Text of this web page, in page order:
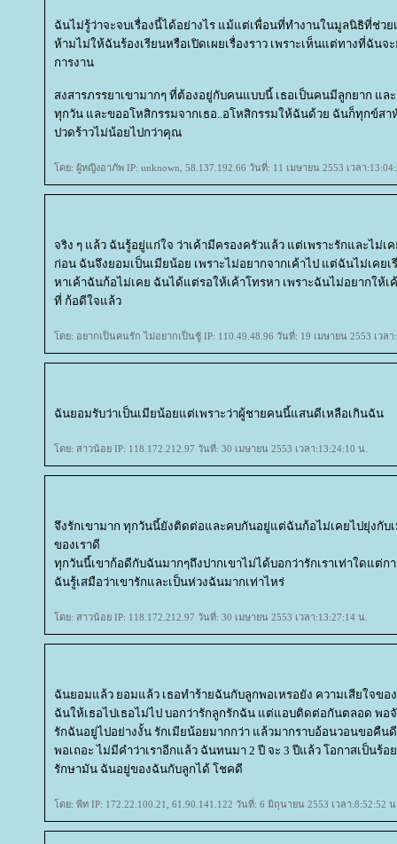
ฉันไม่รู้ว่าจะจบเรื่องนี้ได้อย่างไร แม้แต่เพื่อนที่ทำงานในมูลนิธิที่ช่ว
ห้ามไม่ให้ฉันร้องเรียนหรือเปิดเผยเรื่องราว เพราะเห็นแต่ทางที่ฉัน
การงาน
สงสารภรรยาเขามากๆ ที่ต้องอยู่กับคนแบบนี้ เธอเป็นคนมีลูกยาก แ
ทุกวัน และขออโหสิกรรมจากเธอ..อโหสิกรรมให้ฉันด้วย ฉันก็ทุกข์ส
ปวดร้าวไม่น้อยไปกว่าคุณ
ดย: ผู้หญิงอาภัพ IP: unknown, 58.137.192.66 วันที่: 11 เมษายน 2553 เวลา
จริง ๆ แล้ว ฉันรู้อยู่แก่ใจ ว่าเค้ามีครองครัวแล้ว แต่เพราะรักและไม่
ก่อน ฉันจึงยอมเป็นเมียน้อย เพราะไม่อยากจากเค้าไป แต่ฉันไม่เคยเ
หาเค้าฉันก้อไม่เคย ฉันได้แต่รอให้เค้าโทรหา เพราะฉันไม่อยากให้
ที่ ก้อดีใจแล้ว
ดย: อยากเป็นคนรัก ไม่อยากเป็นชู้ IP: 110.49.48.96 วันที่: 19 เมษายน 2553 เวลา
ฉันยอมรับว่าเป็นเมียน้อยแต่เพราะว่าผู้ชายคนนี้แสนดีเหลือเกินฉัน
ดย: สาวน้อย IP: 118.172.212.97 วันที่: 30 เมษายน 2553 เวลา:13:24:10 น.
จึงรักเขามาก ทุกวันนี้ยังติดต่อและคบกันอยู่แต่ฉันก้อไม่เคยไปยุ่งกับเ
ของเราดี
ทุกวันนี้เขาก้อดีกับฉันมากๆถึงปากเขาไม่ได้บอกว่ารักเราเท่าใดแต่ก
ฉันรู้เสมือว่าเขารักและเป็นห่วงฉันมากเท่าไหร่
ดย: สาวน้อย IP: 118.172.212.97 วันที่: 30 เมษายน 2553 เวลา:13:27:14 น.
ฉันยอมแล้ว ยอมแล้ว เธอทำร้ายฉันกับลูกพอเหรอยัง ความเสียใจข
ฉันให้เธอไปเธอไม่ไป บอกว่ารักลูกรักฉัน แต่แอบติดต่อกันตลอด พ
รักฉันอยู่ไปอย่างงั้น รักเมียน้อยมากกว่า แล้วมากราบอ้อนวอนขอคืน
พอเถอะ ไม่มีคำว่าเราอีกแล้ว ฉันทนมา 2 ปี จะ 3 ปีแล้ว โอกาสเป็นร้
รักษามัน ฉันอยู่ของฉันกับลูกได้ โชคดี
ดย: พีท IP: 172.22.100.21, 61.90.141.122 วันที่: 6 มิถุนายน 2553 เวลา:8:52:52